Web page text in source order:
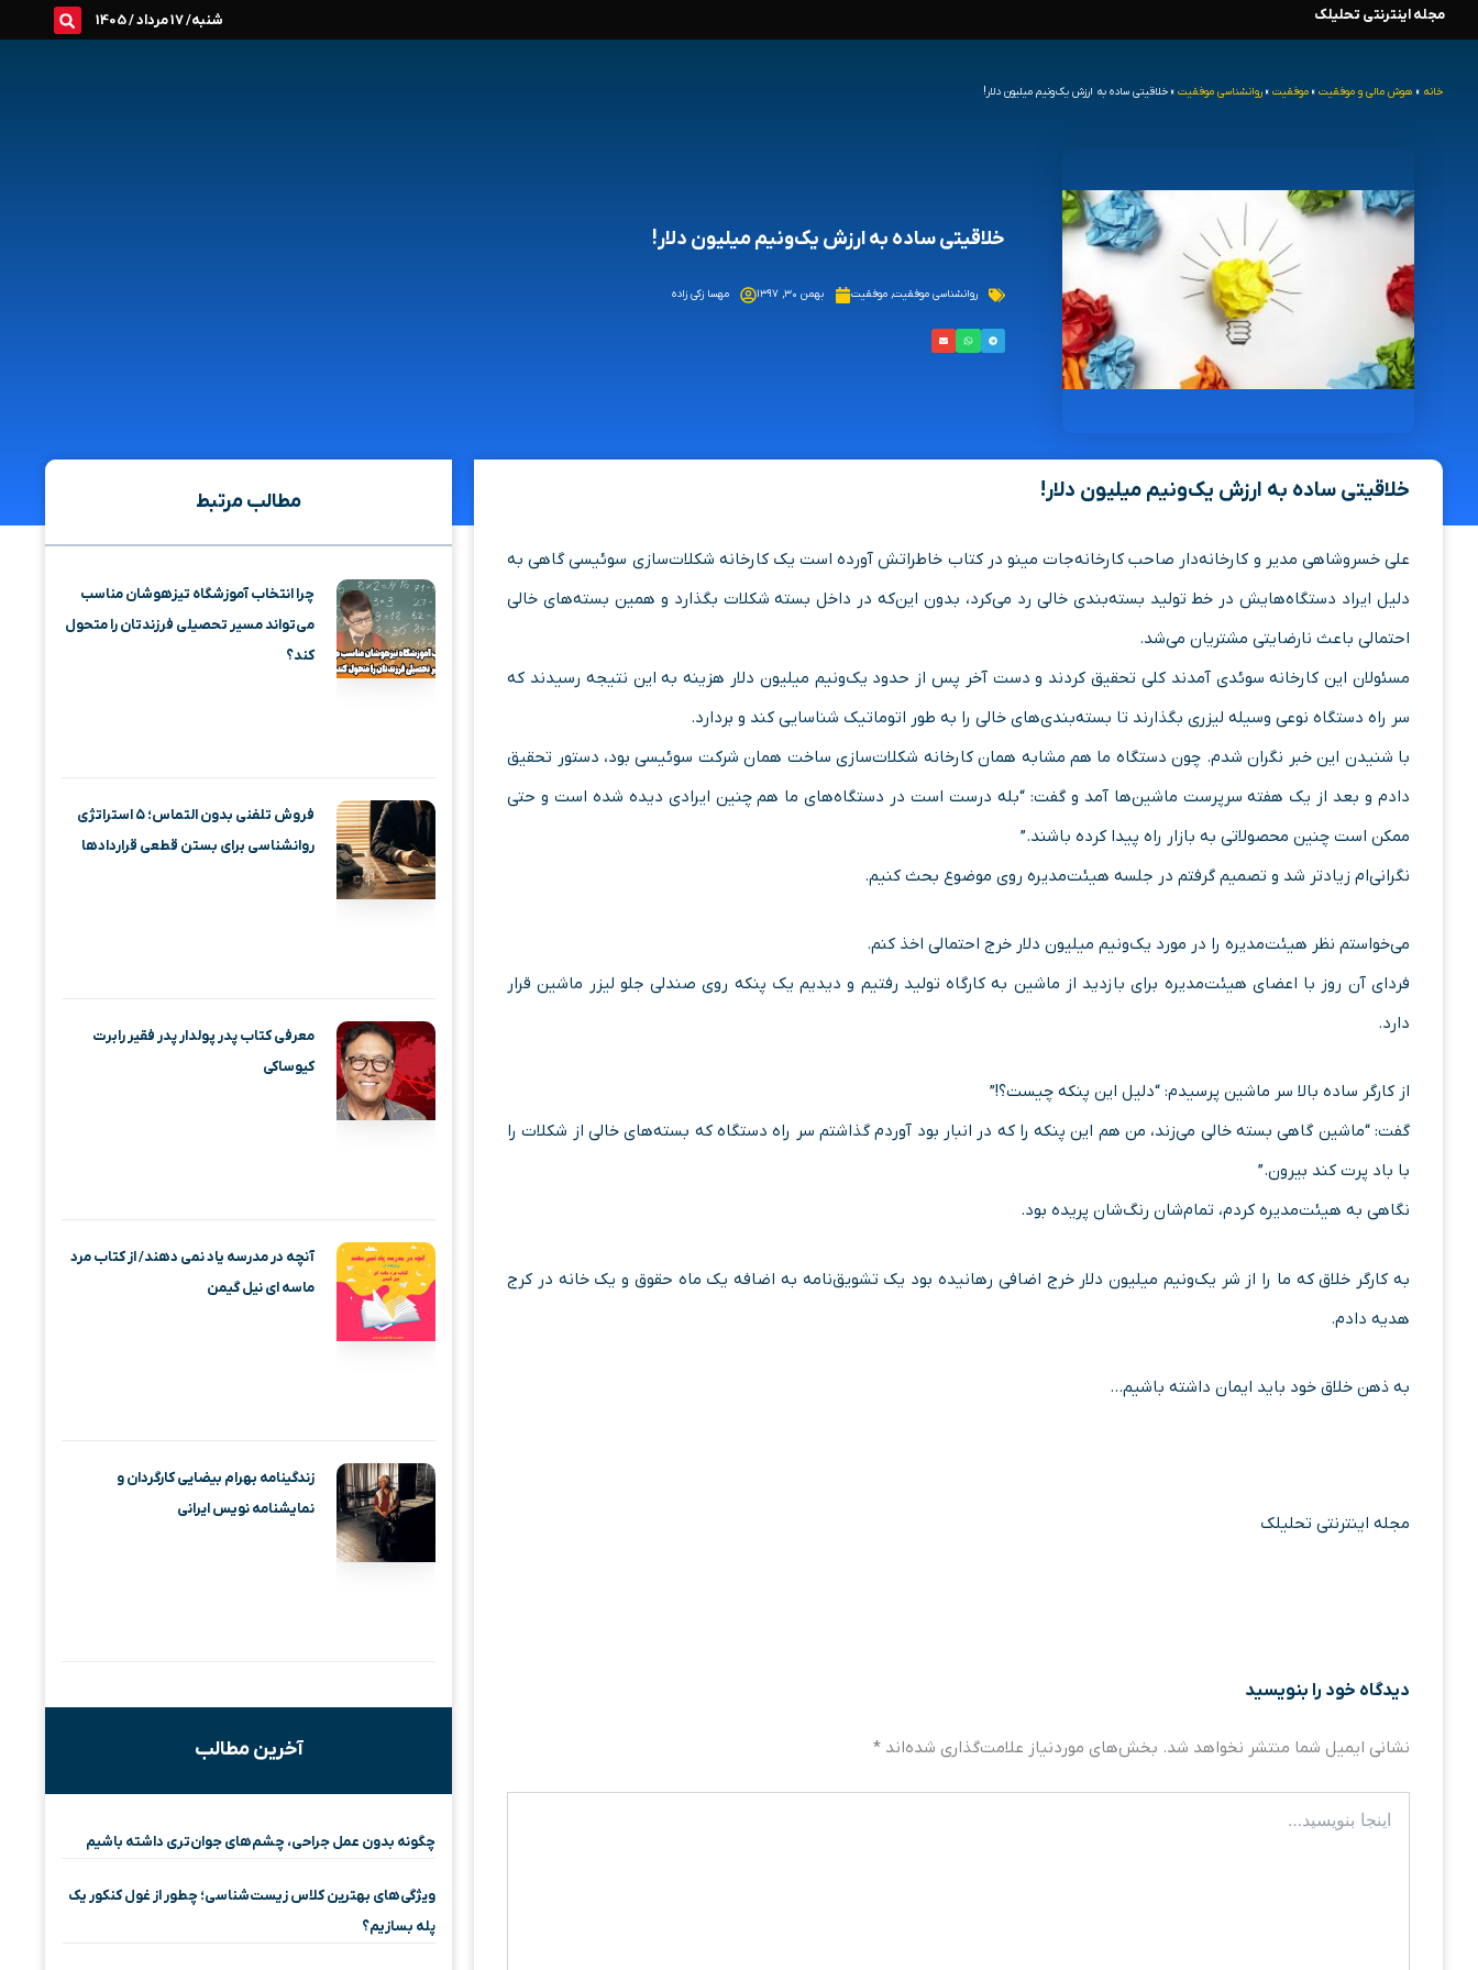
محتوا
مجله اینترنتی تحلیلک شنبه/ 17 مرداد / 1405
خانه » هوش مالی و موفقیت » موفقیت » روانشناسی موفقیت » خلاقیتی ساده به ارزش یک‌ونیم میلیون دلار!
خلاقیتی ساده به ارزش یک‌ونیم میلیون دلار!
روانشناسی موفقیت, موفقیت بهمن ۳۰, ۱۳۹۷ مهسا زکی زاده
خلاقیتی ساده به ارزش یک‌ونیم میلیون دلار!
علی خسروشاهی مدیر و کارخانه‌دار صاحب کارخانه‌جات مینو در کتاب خاطراتش آورده است یک کارخانه شکلات‌سازی سوئیسی گاهی به
دلیل ایراد دستگاه‌هایش در خط تولید بسته‌بندی خالی رد می‌کرد، بدون این‌که در داخل بسته شکلات بگذارد و همین بسته‌های خالی
احتمالی باعث نارضایتی مشتریان می‌شد.
مسئولان این کارخانه سوئدی آمدند کلی تحقیق کردند و دست آخر پس از حدود یک‌ونیم میلیون دلار هزینه به این نتیجه رسیدند که
سر راه دستگاه نوعی وسیله لیزری بگذارند تا بسته‌بندی‌های خالی را به طور اتوماتیک شناسایی کند و بردارد.
با شنیدن این خبر نگران شدم. چون دستگاه ما هم مشابه همان کارخانه شکلات‌سازی ساخت همان شرکت سوئیسی بود، دستور تحقیق
دادم و بعد از یک هفته سرپرست ماشین‌ها آمد و گفت: “بله درست است در دستگاه‌های ما هم چنین ایرادی دیده شده است و حتی
ممکن است چنین محصولاتی به بازار راه پیدا کرده باشند.”
نگرانی‌ام زیادتر شد و تصمیم گرفتم در جلسه هیئت‌مدیره روی موضوع بحث کنیم.
می‌خواستم نظر هیئت‌مدیره را در مورد یک‌ونیم میلیون دلار خرج احتمالی اخذ کنم.
فردای آن روز با اعضای هیئت‌مدیره برای بازدید از ماشین به کارگاه تولید رفتیم و دیدیم یک پنکه روی صندلی جلو لیزر ماشین قرار
دارد.
از کارگر ساده بالا سر ماشین پرسیدم: “دلیل این پنکه چیست؟!”
گفت: “ماشین گاهی بسته خالی می‌زند، من هم این پنکه را که در انبار بود آوردم گذاشتم سر راه دستگاه که بسته‌های خالی از شکلات را
با باد پرت کند بیرون.”
نگاهی به هیئت‌مدیره کردم، تمام‌شان رنگ‌شان پریده بود.
به کارگر خلاق که ما را از شر یک‌ونیم میلیون دلار خرج اضافی رهانیده بود یک تشویق‌نامه به اضافه یک ماه حقوق و یک خانه در کرج
هدیه دادم.
به ذهن خلاق خود باید ایمان داشته باشیم…
مجله اینترنتی تحلیلک
دیدگاه‌ خود را بنویسید
نشانی ایمیل شما منتشر نخواهد شد. بخش‌های موردنیاز علامت‌گذاری شده‌اند *
بنویسید…
مطالب مرتبط
چرا انتخاب آموزشگاه تیزهوشان مناسب
می‌تواند مسیر تحصیلی فرزندتان را متحول
کند؟
فروش تلفنی بدون التماس؛ ۵ استراتژی
روانشناسی برای بستن قطعی قراردادها
معرفی کتاب پدر پولدار پدر فقیر رابرت
کیوساکی
آنچه در مدرسه یاد نمی دهند/ از کتاب مرد
ماسه‌ ای نیل گیمن
زندگینامه بهرام بیضایی کارگردان و
نمایشنامه نویس ایرانی
آخرین مطالب
چگونه بدون عمل جراحی، چشم‌های جوان‌تری داشته باشیم
ویژگی‌های بهترین کلاس زیست‌شناسی؛ چطور از غول کنکور یک
پله بسازیم؟